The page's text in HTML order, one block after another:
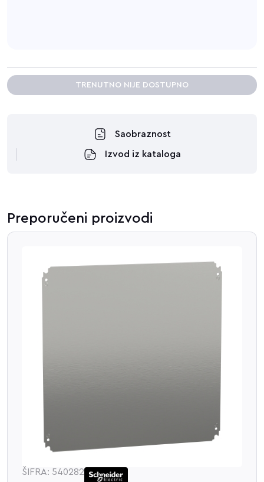
TRENUTNO NIJE DOSTUPNO
Saobraznost
Izvod iz kataloga
Preporučeni proizvodi
ŠIFRA: 540282